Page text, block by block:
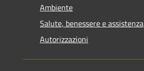
Ambiente
Salute, benessere e assistenza
Autorizzazioni